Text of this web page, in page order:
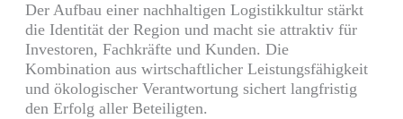
Der Aufbau einer nachhaltigen Logistikkultur stärkt
die Identität der Region und macht sie attraktiv für
Investoren, Fachkräfte und Kunden. Die
Kombination aus wirtschaftlicher Leistungsfähigkeit
und ökologischer Verantwortung sichert langfristig
den Erfolg aller Beteiligten.